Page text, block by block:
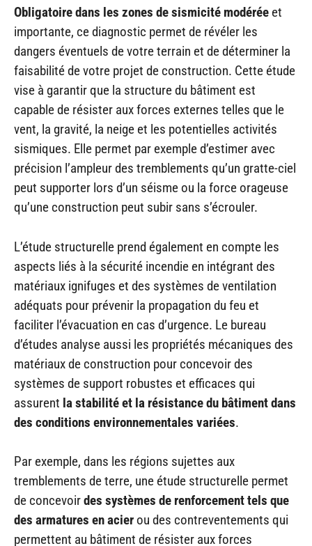
Obligatoire dans les zones de sismicité modérée et
importante, ce diagnostic permet de révéler les
dangers éventuels de votre terrain et de déterminer la
faisabilité de votre projet de construction. Cette étude
vise à garantir que la structure du bâtiment est
capable de résister aux forces externes telles que le
vent, la gravité, la neige et les potentielles activités
sismiques. Elle permet par exemple d’estimer avec
précision l’ampleur des tremblements qu’un gratte-ciel
peut supporter lors d’un séisme ou la force orageuse
qu’une construction peut subir sans s’écrouler.
L’étude structurelle prend également en compte les
aspects liés à la sécurité incendie en intégrant des
matériaux ignifuges et des systèmes de ventilation
adéquats pour prévenir la propagation du feu et
faciliter l’évacuation en cas d’urgence. Le bureau
d’études analyse aussi les propriétés mécaniques des
matériaux de construction pour concevoir des
systèmes de support robustes et efficaces qui
assurent la stabilité et la résistance du bâtiment dans
des conditions environnementales variées.
Par exemple, dans les régions sujettes aux
tremblements de terre, une étude structurelle permet
de concevoirdes systèmes de renforcement tels que
des armatures en acier ou des contreventements qui
permettent au bâtiment de résister aux forces